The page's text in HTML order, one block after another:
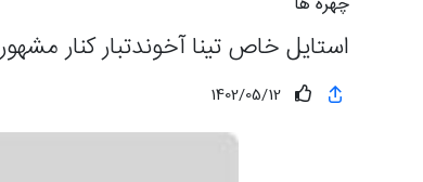
استایل خاص تینا آخوندتبار کنار
1402/05/12